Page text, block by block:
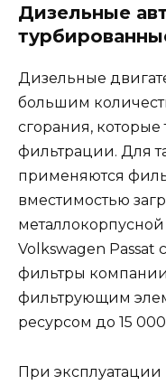
Дизельные
Дизельные
большим
сгорания,
фильтрации. Для
применяются
вместимостью
Volkswagen Passat
фильтры
фильтрующим
ресурсом до 15
При эксплуатации